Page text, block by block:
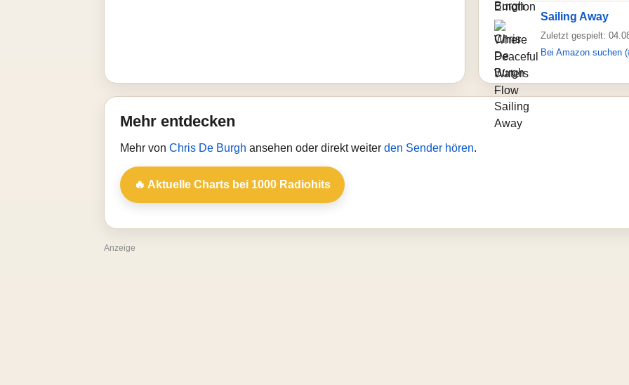
Sailing Away
Zuletzt gespielt:
Bei Amazon suchen
Mehr entdecken
Mehr von Chris De Burgh ansehen oder direkt weiter den Sender hören.
🔥 Aktuelle Charts bei 1000 Radiohits
Anzeige